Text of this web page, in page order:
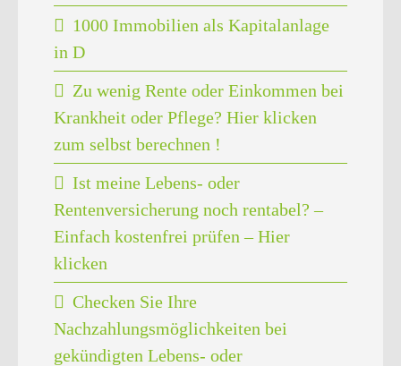
1000 Immobilien als Kapitalanlage
in D
Zu wenig Rente oder Einkommen bei
Krankheit oder Pflege? Hier klicken
zum selbst berechnen !
Ist meine Lebens- oder
Rentenversicherung noch rentabel? –
Einfach kostenfrei prüfen – Hier
klicken
Checken Sie Ihre
Nachzahlungsmöglichkeiten bei
gekündigten Lebens- oder